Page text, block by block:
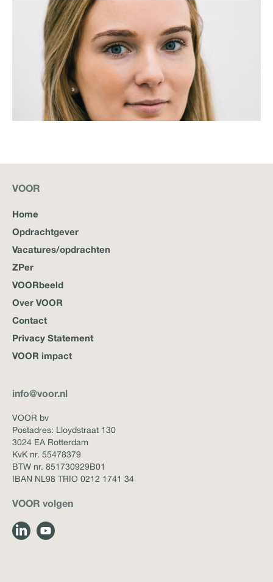
Roos van Starrenburg
roos@voor.nl
elkaar. Ondersteunen, samen doelen berei...
Lees meer
VOOR
Home
Opdrachtgever
Vacatures/opdrachten
ZPer
VOORbeeld
Over VOOR
Contact
Privacy Statement
VOOR impact
info@voor.nl
VOOR bv
Postadres: Lloydstraat 130
3024 EA Rotterdam
KvK nr. 55478379
BTW nr. 851730929B01
IBAN NL98 TRIO 0212 1741 34
VOOR volgen